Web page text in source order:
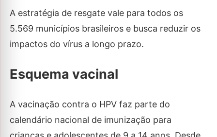
A estratégia de resgate vale para todos os
5.569 municípios brasileiros e busca reduzir os
impactos do vírus a longo prazo.
Esquema vacinal
A vacinação contra o HPV faz parte do
calendário nacional de imunização para